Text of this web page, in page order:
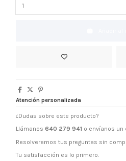
Atención personalizada
¿Dudas sobre este producto?
Llámanos640 279 941 o envíanos un
Resolveremos tus preguntas sin
Tu satisfacción es lo primero.